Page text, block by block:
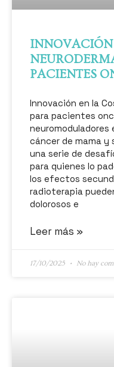
INNOVACIÓN
PACIENTES
Innovación en la
para pacientes
neuromoduladores
cáncer de mama
una serie de
para quienes lo
los efectos
radioterapia
dolorosos e
Leer más »
17/10/2025 No hay